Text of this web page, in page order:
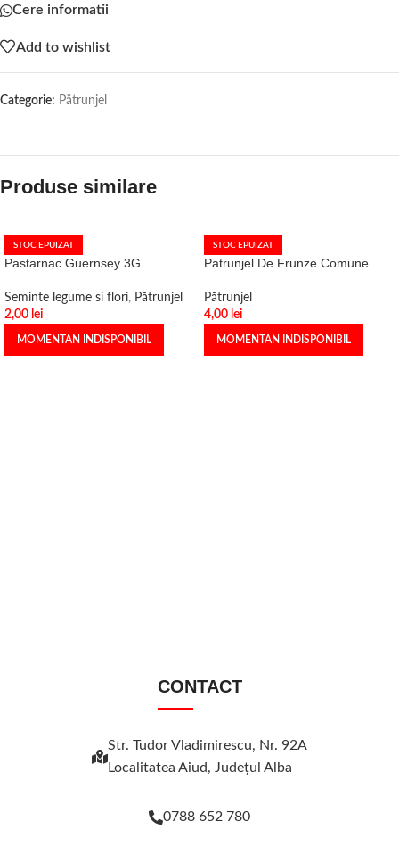
Cere informatii
Add to wishlist
Categorie: Pătrunjel
Produse similare
STOC EPUIZAT
Pastarnac Guernsey 3G
Seminte legume si flori, Pătrunjel
2,00 lei
MOMENTAN INDISPONIBIL
STOC EPUIZAT
Patrunjel De Frunze Comune
Pătrunjel
4,00 lei
MOMENTAN INDISPONIBIL
CONTACT
Str. Tudor Vladimirescu, Nr. 92A
Localitatea Aiud, Judeţul Alba
0788 652 780